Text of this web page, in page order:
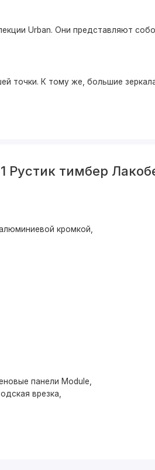
Urban. Они представляют
точки. К тому же, большие
Рустик тимбер
кромкой,
панели Module,
врезка,